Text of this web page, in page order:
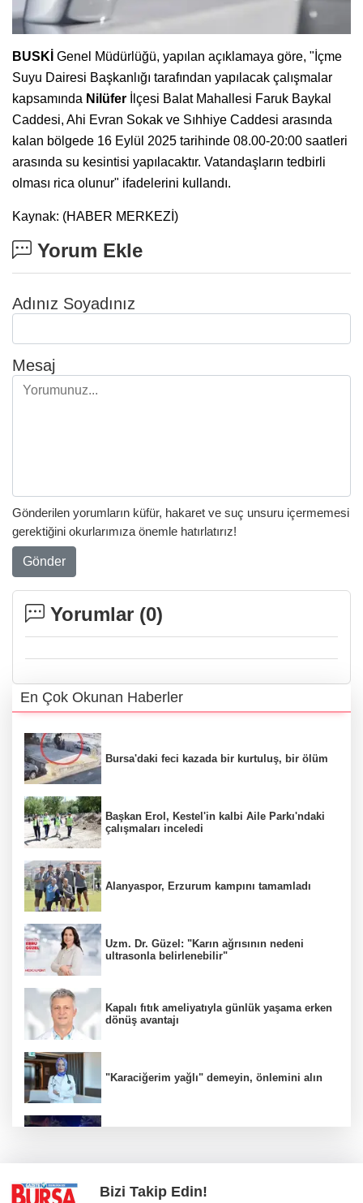
BUSKİ Genel Müdürlüğü, yapılan açıklamaya göre, "İçme
Suyu Dairesi Başkanlığı tarafından yapılacak çalışmalar
kapsamında Nilüfer
İlçesi Balat Mahallesi Faruk Baykal
Caddesi, Ahi Evran Sokak ve Sıhhiye Caddesi arasında
kalan bölgede 16 Eylül 2025 tarihinde 08.00-20:00 saatleri
arasında su kesintisi yapılacaktır. Vatandaşların tedbirli
olması rica olunur" ifadelerini kullandı.
Kaynak: (HABER MERKEZİ)
Yorum Ekle
Adınız Soyadınız
Mesaj
Gönderilen yorumların küfür, hakaret ve suç unsuru içermemesi
gerektiğini okurlarımıza önemle hatırlatırız!
Gönder
Yorumlar (0)
En Çok Okunan Haberler
Bursa'daki feci kazada bir kurtuluş, bir ölüm
Başkan Erol, Kestel'in kalbi Aile Parkı'ndaki
çalışmaları inceledi
Alanyaspor, Erzurum kampını tamamladı
Uzm. Dr. Güzel: "Karın ağrısının nedeni
ultrasonla belirlenebilir"
Kapalı fıtık ameliyatıyla günlük yaşama erken
dönüş avantajı
"Karaciğerim yağlı" demeyin, önlemini alın
Bizi Takip Edin!